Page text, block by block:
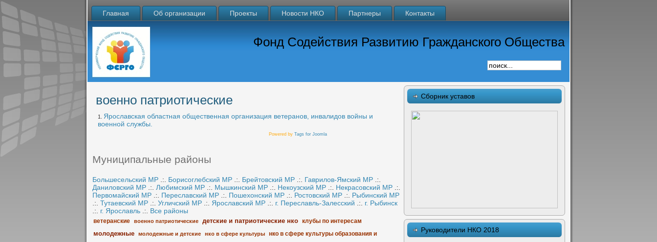
Главная Об организации Проекты Новости НКО Партнеры Контакты
Фонд Содействия Развитию Гражданского Общества
военно патриотические
1. Ярославская областная общественная организация ветеранов, инвалидов войны и
военной службы.
Powered by Tags for Joomla
Муниципальные районы
Большесельский МР .:. Борисоглебский МР .:. Брейтовский МР .:. Гаврилов-Ямский МР .:.
Даниловский МР .:. Любимский МР .:. Мышкинский МР .:. Некоузский МР .:. Некрасовский МР .:.
Первомайский МР .:. Переславский МР .:. Пошехонский МР .:. Ростовский МР .:. Рыбинский МР
.:. Тутаевский МР .:. Угличский МР .:. Ярославский МР .:. г. Переславль-Залесский .:. г. Рыбинск
.:. г. Ярославль .:. Все районы
ветеранские военно патриотические детские и патриотические нко клубы по интересам
молодежные молодежные и детские нко в сфере культуры
нко в сфере культуры образования и
Сборник уставов
Руководители НКО 2018